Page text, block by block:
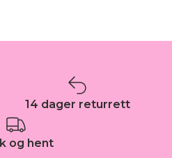
14 dager returrett
og hent